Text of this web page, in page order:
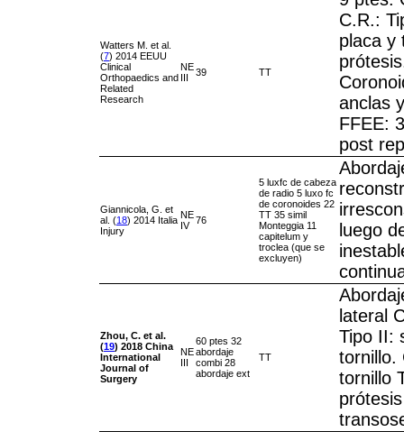
Watters M. et al.
(7) 2014 EEUU
Clinical
Orthopaedics and
Related
Research
NE
III
39 TT
C.R.:
placa y
anclas
FFEE:
post
Giannicola, G. et
al. (18) 2014 Italia
Injury
NE
IV 76
5 luxfc de cabeza
de radio 5 luxo fc
de coronoides 22
TT 35 simil
Monteggia 11
capitelum y
troclea (que se
excluyen)
luego
Zhou, C. et al.
(19) 2018 China
International
Journal of
Surgery
NE
III
60 ptes 32
abordaje
combi 28
abordaje ext
TT
lateral
Tipo II:
tornillo.
tornillo